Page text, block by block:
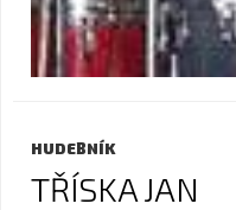
HUDEBNÍK
TŘÍSKA JAN